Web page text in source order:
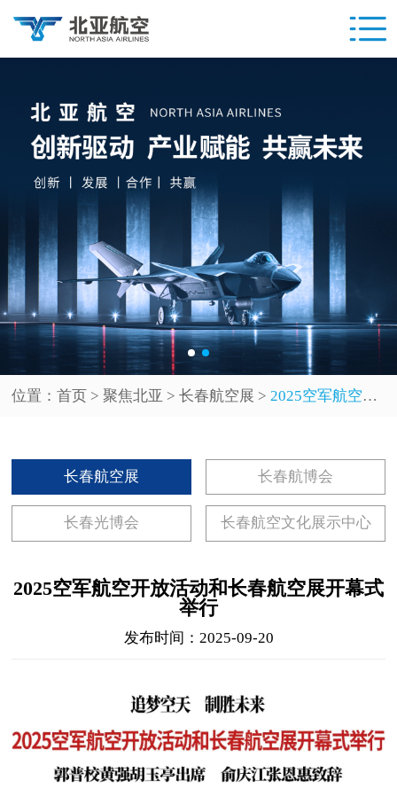
位置：首页 > 聚焦北亚 >长春航空展 >2025空军航空开放活动和长春航空展开幕式举行
长春航空展 长春航博会
长春光博会 长春航空文化展示中心
2025空军航空开放活动和长春航空展开幕式
举行
发布时间：2025-09-20